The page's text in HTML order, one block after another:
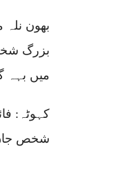
بھون
بزرگ
میں بہہ
کہوٹہ:
شخص